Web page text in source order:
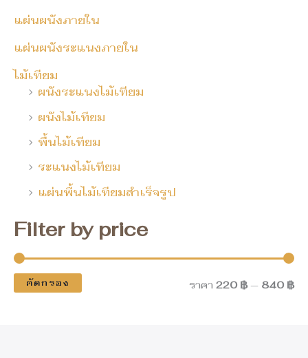
แผ่นผนังภายใน
แผ่นผนังระแนงภายใน
ไม้เทียม
ผนังระแนงไม้เทียม
ผนังไม้เทียม
พื้นไม้เทียม
ระแนงไม้เทียม
แผ่นพื้นไม้เทียมสำเร็จรูป
Filter by price
คัดกรอง ราคา 220 ฿— 840 ฿